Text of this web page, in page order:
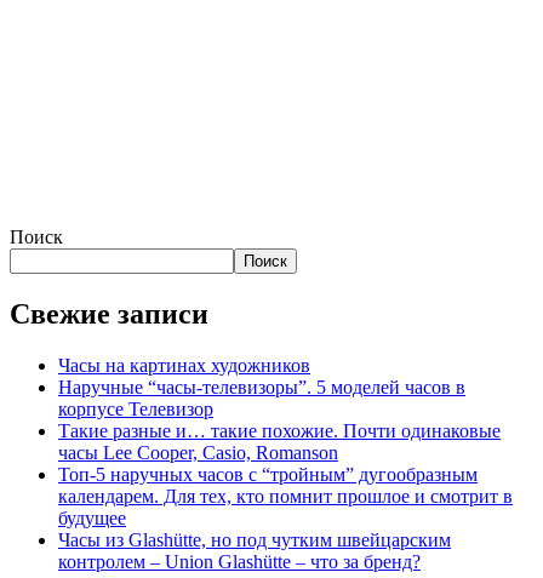
Поиск
Поиск
Свежие записи
Часы на картинах художников
Наручные “часы-телевизоры”. 5 моделей часов в
корпусе Телевизор
Такие разные и… такие похожие. Почти одинаковые
часы Lee Cooper, Casio, Romanson
Топ-5 наручных часов с “тройным” дугообразным
календарем. Для тех, кто помнит прошлое и смотрит в
будущее
Часы из Glashütte, но под чутким швейцарским
контролем – Union Glashütte – что за бренд?